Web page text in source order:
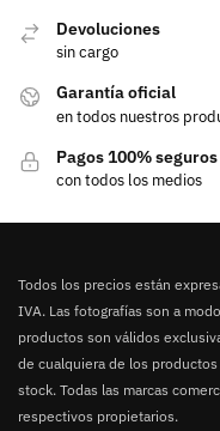
Devoluciones
sin cargo
Garantía oficial
en todos nuestros
Pagos 100% seguros
con todos los medios
Todos los precios están
IVA. Las fotografías son a
productos son válidos
de cualquiera de los
stock. Todas las marcas
respectivos propietarios.